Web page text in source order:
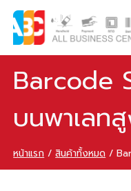
Barcode
บนพาเลท
หน้าแรก / สินค้าทั้งหมด /